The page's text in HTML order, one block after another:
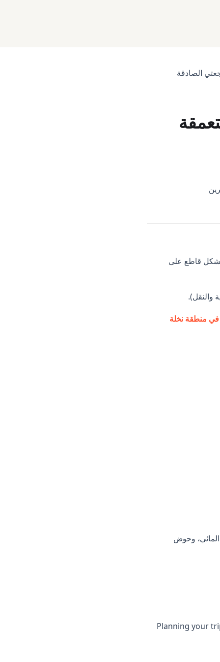
الصادقة
بشكل قاطع على
والنقل).
في منطقة نخلة
المائي، وحوض
Planning your